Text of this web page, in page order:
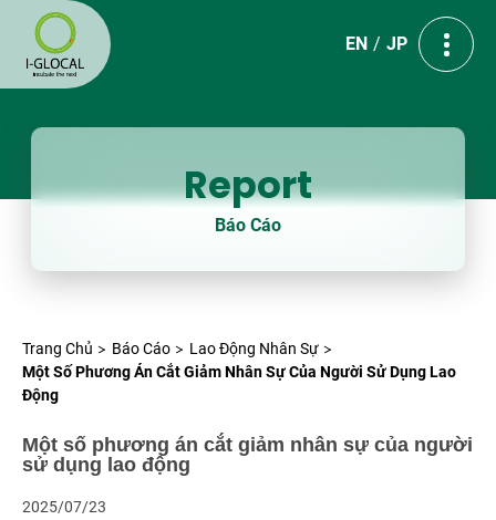
EN JP
Report
Báo Cáo
Trang Chủ Báo Cáo
Lao Động Nhân Sự
Một Số Phương Án Cắt Giảm Nhân Sự Của Người Sử Dụng Lao
Động
Một số phương án cắt giảm nhân sự của người
sử dụng lao động
2025/07/23